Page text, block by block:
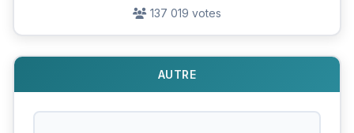
137 019 votes
AUTRE